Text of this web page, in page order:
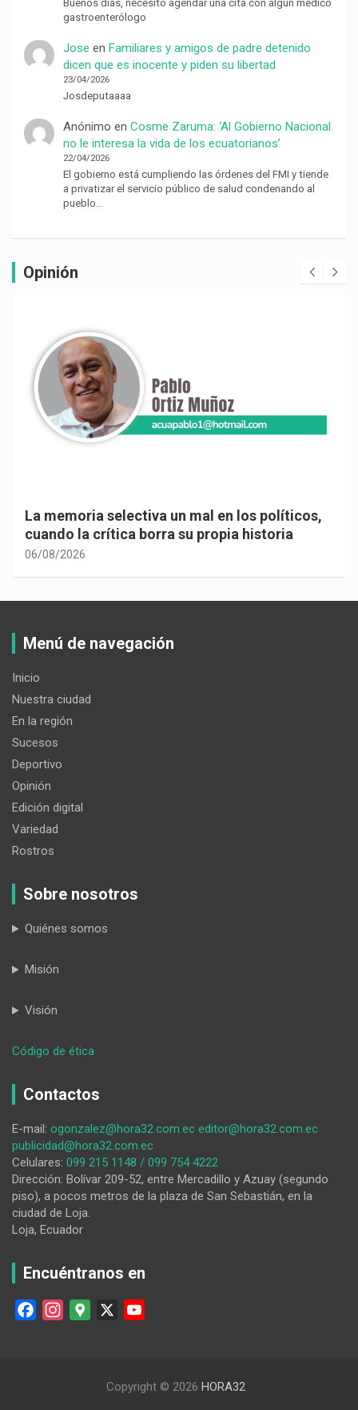
Buenos días, necesito agendar una cita con algún médico
gastroenterólogo
Jose en Familiares y amigos de padre detenido
dicen que es inocente y piden su libertad
23/04/2026
Josdeputaaaa
Anónimo en Cosme Zaruma: ‘Al Gobierno Nacional
no le interesa la vida de los ecuatorianos’
22/04/2026
El gobierno está cumpliendo las órdenes del FMI y tiende
a privatizar el servicio público de salud condenando al
pueblo…
Opinión
La memoria selectiva un mal en los políticos,
cuando la crítica borra su propia historia
06/08/2026
Menú de navegación
Inicio
Nuestra ciudad
En la región
Sucesos
Deportivo
Opinión
Edición digital
Variedad
Rostros
Sobre nosotros
Quiénes somos
Misión
Visión
Código de ética
Nacional
los
21
años
de
la
Virgen
Cisne
como
Contactos
E-mail: ogonzalez@hora32.com.ec editor@hora32.com.ec
publicidad@hora32.com.ec
Celulares: 099 215 1148 / 099 754 4222
Dirección: Bolívar 209-52, entre Mercadillo y Azuay (segundo
piso), a pocos metros de la plaza de San Sebastián, en la
ciudad de Loja.
Loja, Ecuador
Encuéntranos en
u
Copyright © 2026 HORA32